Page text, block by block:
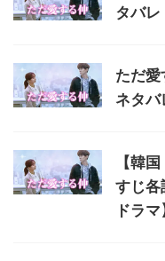
タバレ
ただ
ネタバ
【韓
すじ各
ドラマ